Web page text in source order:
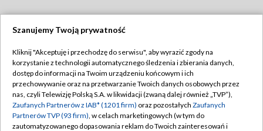
TVP
Abonament TVP
Emisja w TVP
Centrum informacji TVP
Regulamin TVP
Polityka prywatności
Moje zgody
Szanujemy Twoją prywatność
Kliknij "Akceptuję i przechodzę do serwisu", aby wyrazić zgody na
korzystanie z technologii automatycznego śledzenia i zbierania danych,
dostęp do informacji na Twoim urządzeniu końcowym i ich
przechowywanie oraz na przetwarzanie Twoich danych osobowych przez
nas, czyli Telewizję Polską S.A. w likwidacji (zwaną dalej również „TVP”),
Zaufanych Partnerów z IAB* (1201 firm) oraz pozostałych Zaufanych
Partnerów TVP (93 firm), w celach marketingowych (w tym do
zautomatyzowanego dopasowania reklam do Twoich zainteresowań i